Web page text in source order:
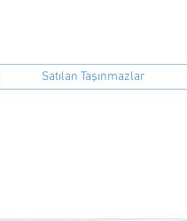
Satılan Taşınmazlar